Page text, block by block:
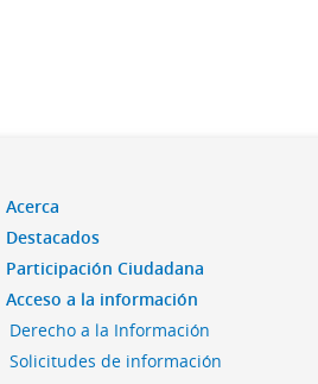
Acerca
Destacados
Participación Ciudadana
Acceso a la información
Derecho a la Información
Solicitudes de información